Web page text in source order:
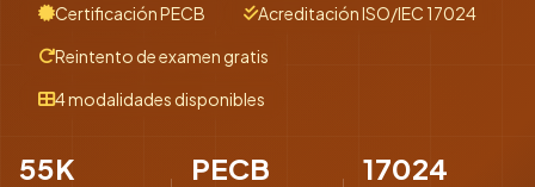
Certificación PECB
Acreditación ISO/IEC 17024
Reintento de examen gratis
4 modalidades disponibles
55K PECB 17024